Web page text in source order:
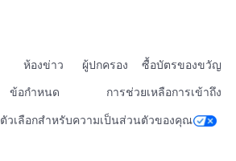
ห้องข่าว ผู้ปกครอง
ซื้อบัตรของขวัญ
ข้อกำหนด
การช่วยเหลือการเข้าถึง
ตัวเลือกสำหรับความเป็นส่วนตัวของคุณ